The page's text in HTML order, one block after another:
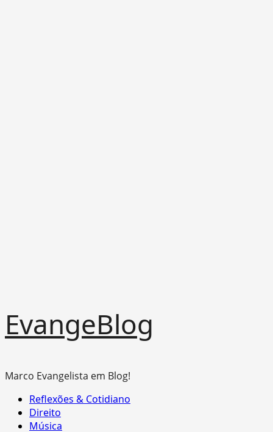
to
content
EvangeBlog
Marco Evangelista em Blog!
Primary
Menu
Reflexões & Cotidiano
Direito
Música